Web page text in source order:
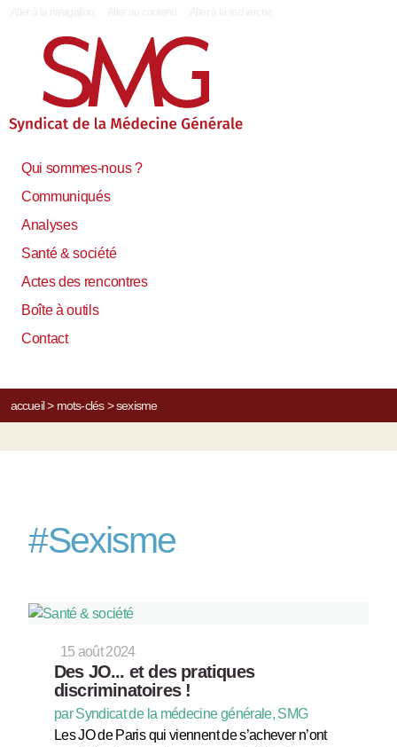
Qui sommes-nous ?
Communiqués
Analyses
Santé & société
Actes des rencontres
Boîte à outils
Contact
accueil> mots-clés> sexisme
#Sexisme
15 août 2024
Des JO... et des pratiques
discriminatoires !
par Syndicat de la médecine générale, SMG
Les JO de Paris qui viennent de s’achever n’ont